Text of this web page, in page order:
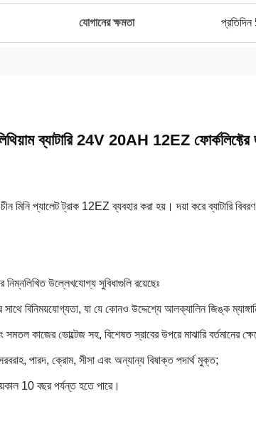
যোগানের ক্ষমতা
ব্যাটারি 24V 20AH 12EZ
মিনি প্যালেট ট্রাক 12EZ ব্যবহার করা হয়। দয়া করে ব্যাটারি
নিম্নলিখিত উল্লেখযোগ্য সুবিধাগুলি রয়েছেঃ
সাথে বিনিময়যোগ্যতা, যা যে কোনও উদ্দেশ্যে আলক্যালিন জিঙ্ক
কাজের ভোল্টেজ সহ, বিশেষত স্রাবের উপরে মাঝারি বর্তমানের
পারদ, ক্রোম, সীসা এবং অন্যান্য বিষাক্ত পদার্থ মুক্ত;
10 বছর পর্যন্ত হতে পারে।